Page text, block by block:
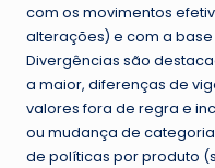
com os movimentos
alterações) e com a
Divergências são
a maior, diferenças de
valores fora de regra e
ou mudança de
de políticas por produto